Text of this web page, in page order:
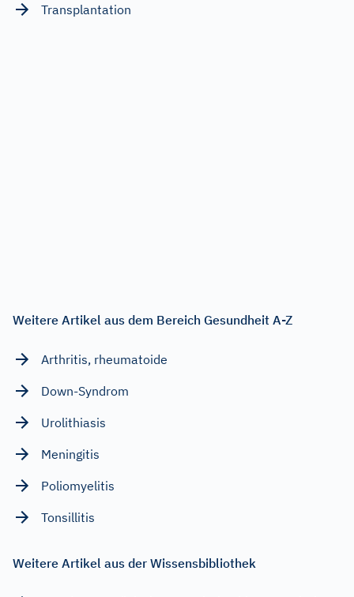
Transplantation
Weitere Artikel aus dem Bereich Gesundheit A-Z
Arthritis, rheumatoide
Down-Syndrom
Urolithiasis
Meningitis
Poliomyelitis
Tonsillitis
Weitere Artikel aus der Wissensbibliothek